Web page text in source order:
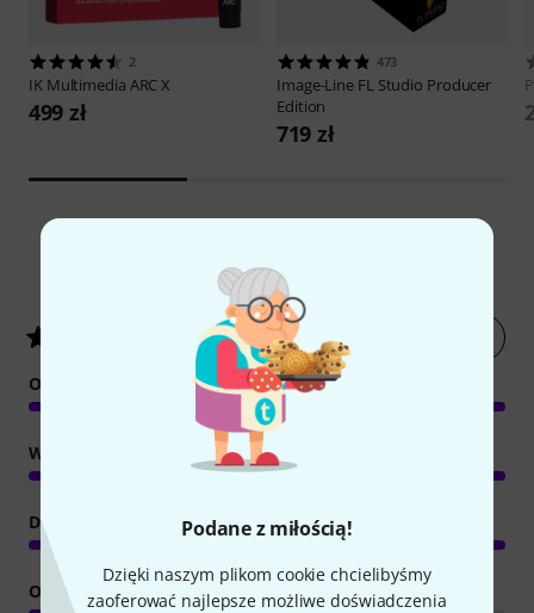
Podane z miłością!
Dzięki naszym plikom cookie chcielibyśmy
zaoferować najlepsze możliwe doświadczenia
2
IK Multimedia ARC X
499 zł
473
Image-Line FL Studio Producer
Edition
719 zł
Oceny klientów
/ 5
OBSŁUGA
WŁAŚCIWOŚCI
DŹWIĘK/JAKOŚĆ
OBCIĄŻENIE KOMPUTERA